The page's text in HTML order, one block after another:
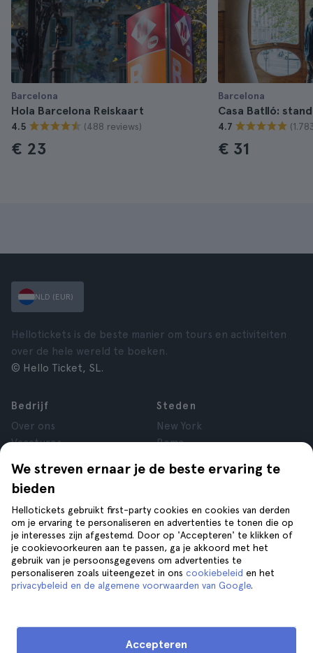
Barcelona
Hola Barcelona Reiskaart
4.5 (488 reviews)
€ 23
Barcelona
Casa Batlló:
4.7
€ 31
We streven ernaar je de beste ervaring te
bieden
Hellotickets gebruikt first-party cookies en cookies van derden
om je ervaring te personaliseren en advertenties te tonen die op
je interesses zijn afgestemd. Door op 'Accepteren' te klikken of
je cookievoorkeuren aan te passen, ga je akkoord met het
gebruik van je persoonsgegevens om advertenties te
personaliseren zoals uiteengezet in ons cookiebeleid en het
privacybeleid en de algemene voorwaarden van Google.
Accepteren
NLD (EUR)
Hellotickets is de beste manier om tours en activiteiten
over de hele wereld te boeken.
© Hello Ticket, SL.
Bedrijf
Over ons
Vacatures
Reviews
Privacy
Voorwaarden
Juridische kennisgeving
Cookies
Steden
New York
Rome
Londen
Krakau
Tenerife
Help
Volg ons op